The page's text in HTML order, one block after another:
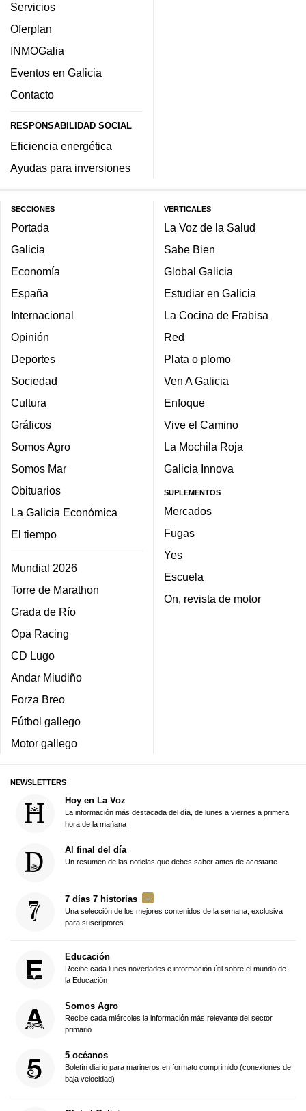
Servicios
Oferplan
INMOGalia
Eventos en Galicia
Contacto
RESPONSABILIDAD SOCIAL
Eficiencia energética
Ayudas para inversiones
SECCIONES
Portada
Galicia
Economía
España
Internacional
Opinión
Deportes
Sociedad
Cultura
Gráficos
Somos Agro
Somos Mar
Obituarios
La Galicia Económica
El tiempo
Mundial 2026
Torre de Marathon
Grada de Río
Opa Racing
CD Lugo
Andar Miudiño
Forza Breo
Fútbol gallego
Motor gallego
VERTICALES
La Voz de la Salud
Sabe Bien
Global Galicia
Estudiar en Galicia
La Cocina de Frabisa
Red
Plata o plomo
Ven A Galicia
Enfoque
Vive el Camino
La Mochila Roja
Galicia Innova
SUPLEMENTOS
Mercados
Fugas
Yes
Escuela
On, revista de motor
NEWSLETTERS
Hoy en La Voz
La información más destacada del día, de lunes a viernes a primera
hora de la mañana
Al final del día
Un resumen de las noticias que debes saber antes de acostarte
7 días 7 historias
Una selección de los mejores contenidos de la semana, exclusiva
para suscriptores
Educación
Recibe cada lunes novedades e información útil sobre el mundo de
la Educación
Somos Agro
Recibe cada miércoles la información más relevante del sector
primario
5 océanos
Boletín diario para marineros en formato comprimido (conexiones de
baja velocidad)